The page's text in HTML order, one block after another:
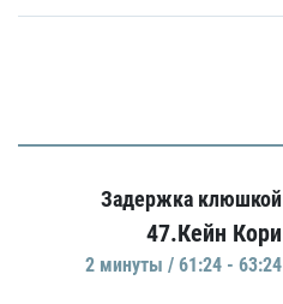
Задержка клюшкой
47.Кейн Кори
2 минуты / 61:24 - 63:24